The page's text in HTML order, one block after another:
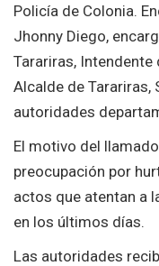
Policía de Colonia.
Jhonny Diego,
Tarariras, Intendente
Alcalde de Tarariras,
autoridades
El motivo del
preocupación por
actos que atentan a
en los últimos días.
Las autoridades